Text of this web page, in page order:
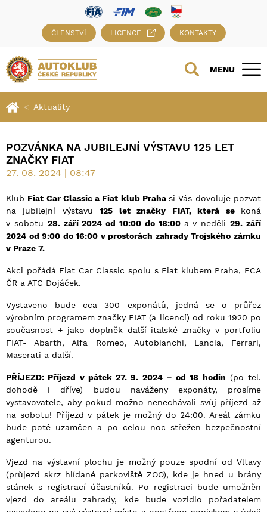
ČLENSTVÍ LICENCE KONTAKTY
MENU
Aktuality
POZVÁNKA NA JUBILEJNÍ VÝSTAVU 125 LET
ZNAČKY FIAT
27. 08. 2024 | 08:47
Klub Fiat Car Classic a Fiat klub Prahasi Vás dovoluje pozvat
na jubilejní výstavu125 let značky FIAT, která se koná
v sobotu 28. září 2024 od 10:00 do 18:00 a v neděli29. září
2024 od 9:00 do 16:00 v prostorách zahrady Trojského zámku
v Praze 7.
Akci pořádá Fiat Car Classic spolu s Fiat klubem Praha, FCA
ČR a ATC Dojáček.
Vystaveno bude cca 300 exponátů, jedná se o průřez
výrobním programem značky FIAT (a licencí) od roku 1920 po
současnost + jako doplněk další italské značky v portfoliu
FIAT- Abarth, Alfa Romeo, Autobianchi, Lancia, Ferrari,
Maserati a další.
PŘÍJEZD: Příjezd v pátek 27. 9. 2024 – od 18 hodin (po tel.
dohodě i dříve) budou naváženy exponáty, prosíme
vystavovatele, aby pokud možno nenechávali svůj příjezd až
na sobotu! Příjezd v pátek je možný do 24:00. Areál zámku
bude poté uzamčen a po celou noc střežen bezpečnostní
agenturou.
Vjezd na výstavní plochu je možný pouze spodní od Vltavy
(průjezd skrz hlídané parkoviště ZOO), kde je hned u brány
stánek s registrací účastníků. Po registraci bude umožněn
vjezd do areálu zahrady, kde bude vozidlo pořadatelem